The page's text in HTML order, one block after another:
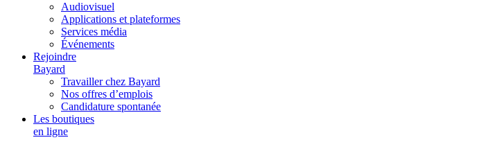
Audiovisuel
Applications et plateformes
Services média
Événements
Rejoindre
Bayard
Travailler chez Bayard
Nos offres d’emplois
Candidature spontanée
Les boutiques
en ligne